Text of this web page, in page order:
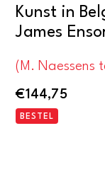
Kunst in
James
(M. Naessens
€144,75
BESTEL